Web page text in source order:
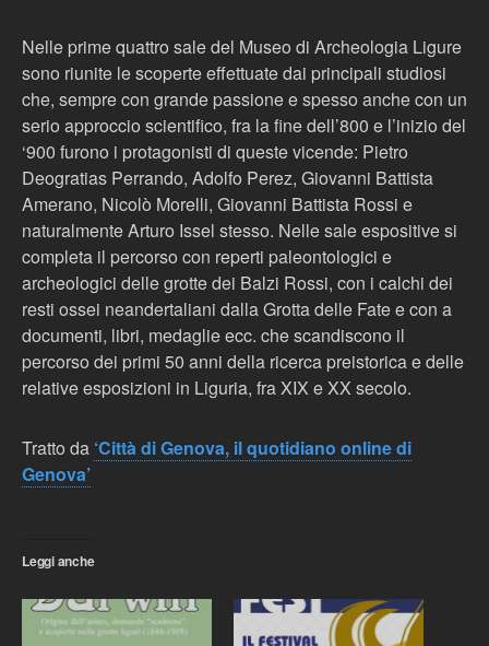
Nelle prime quattro sale del Museo di Archeologia Ligure
sono riunite le scoperte effettuate dai principali studiosi
che, sempre con grande passione e spesso anche con un
serio approccio scientifico, fra la fine dell’800 e l’inizio del
‘900 furono i protagonisti di queste vicende: Pietro
Deogratias Perrando, Adolfo Perez, Giovanni Battista
Amerano, Nicolò Morelli, Giovanni Battista Rossi e
naturalmente Arturo Issel stesso. Nelle sale espositive si
completa il percorso con reperti paleontologici e
archeologici delle grotte dei Balzi Rossi, con i calchi dei
resti ossei neandertaliani dalla Grotta delle Fate e con a
documenti, libri, medaglie ecc. che scandiscono il
percorso dei primi 50 anni della ricerca preistorica e delle
relative esposizioni in Liguria, fra XIX e XX secolo.
Tratto da ‘Città di Genova, il quotidiano online di
Genova’
Leggi anche